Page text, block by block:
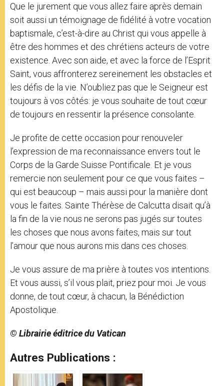
Que le jurement que vous allez faire après demain
soit aussi un témoignage de fidélité à votre vocation
baptismale, c’est-à-dire au Christ qui vous appelle à
être des hommes et des chrétiens acteurs de votre
existence. Avec son aide, et avec la force de l’Esprit
Saint, vous affronterez sereinement les obstacles et
les défis de la vie. N’oubliez pas que le Seigneur est
toujours à vos côtés: je vous souhaite de tout cœur
de toujours en ressentir la présence consolante.
Je profite de cette occasion pour renouveler
l’expression de ma reconnaissance envers tout le
Corps de la Garde Suisse Pontificale. Et je vous
remercie non seulement pour ce que vous faites –
qui est beaucoup – mais aussi pour la manière dont
vous le faites. Sainte Thérèse de Calcutta disait qu’à
la fin de la vie nous ne serons pas jugés sur toutes
les choses que nous avons faites, mais sur tout
l’amour que nous aurons mis dans ces choses.
Je vous assure de ma prière à toutes vos intentions.
Et vous aussi, s’il vous plait, priez pour moi. Je vous
donne, de tout cœur, à chacun, la Bénédiction
Apostolique.
© Librairie éditrice du Vatican
Autres Publications :